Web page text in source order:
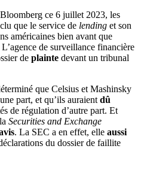
ce 6 juillet 2023, les
que le service de lending et son
américaines bien avant que
de surveillance financière
de plainte devant un tribunal
que Celsius et Mashinsky
part, et qu’ils auraient dû
de régulation d’autre part. Et
Securities and Exchange
. La SEC a en effet, elle aussi
du dossier de faillite